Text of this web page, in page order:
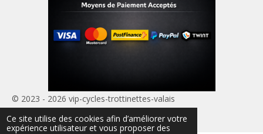
Ce site utilise des cookies afin d’améliorer votre
expérience utilisateur et vous proposer des
© 2023 - 2026 vip-cycles-trottinettes-valais
Propulsé par Webador